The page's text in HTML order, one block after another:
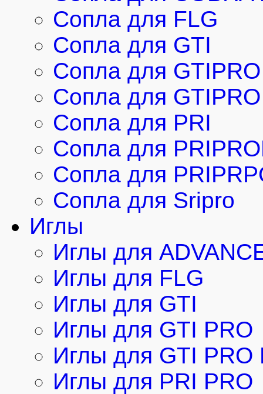
Сопла для FLG
Сопла для GTI
Сопла для GTIPRO
Сопла для
Сопла для PRI
Сопла для
Сопла для
Сопла для Sripro
Иглы
Иглы для
Иглы для FLG
Иглы для GTI
Иглы для GTI PRO
Иглы для GTI PRO
Иглы для PRI PRO